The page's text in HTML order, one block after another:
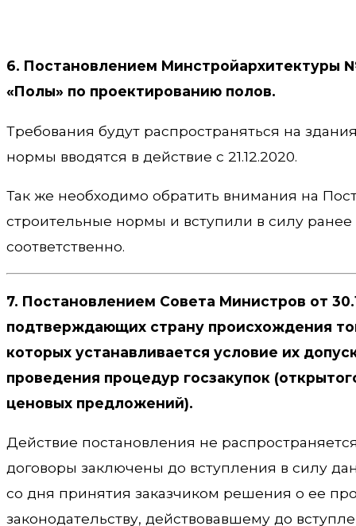
6. Постановлением Минстройархитектуры
«Полы» по проектированию полов.
Требования будут распространяться на
нормы вводятся в действие с 21.12.2020.
Так же необходимо обратить внимания на
строительные нормы и вступили в силу ранее
соответственно.
7. Постановлением Совета Министров от
подтверждающих страну происхождения
которых устанавливается условие их
проведения процедур госзакупок
ценовых предложений).
Действие постановления не
договоры заключены до вступления в силу
со дня принятия заказчиком решения о ее
законодательству, действовавшему до